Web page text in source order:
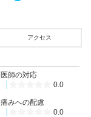
アクセス
医師の対応
0.0
痛みへの配慮
0.0